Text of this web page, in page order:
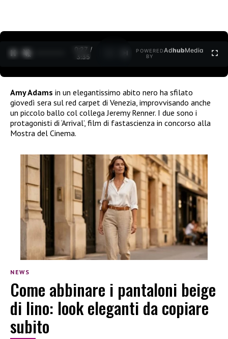
0:28 /
3:35
POWERED
BY
AdhubMedia
Amy Adams in un elegantissimo abito nero ha sfilato
giovedì sera sul red carpet di Venezia, improvvisando anche
un piccolo ballo col collega Jeremy Renner. I due sono i
protagonisti di ‘Arrival’, film di fastascienza in concorso alla
Mostra del Cinema.
NEWS
Come abbinare i pantaloni beige
di lino: look eleganti da copiare
subito